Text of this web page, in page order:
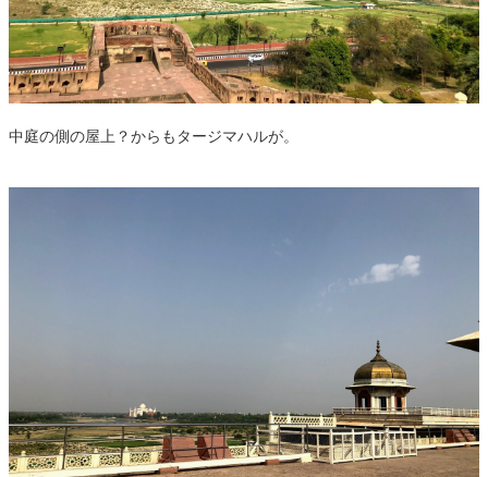
中庭の側の屋上？からもタージマハルが。